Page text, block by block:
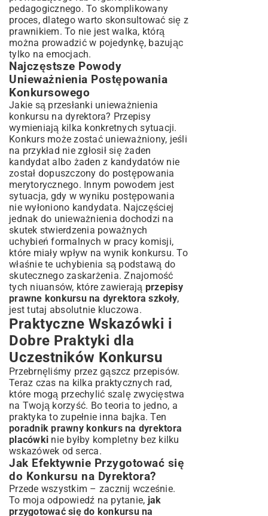
pedagogicznego. To skomplikowany
proces, dlatego warto skonsultować się z
prawnikiem. To nie jest walka, którą
można prowadzić w pojedynkę, bazując
tylko na emocjach.
Najczęstsze Powody
Unieważnienia Postępowania
Konkursowego
Jakie są przesłanki unieważnienia
konkursu na dyrektora? Przepisy
wymieniają kilka konkretnych sytuacji.
Konkurs może zostać unieważniony, jeśli
na przykład nie zgłosił się żaden
kandydat albo żaden z kandydatów nie
został dopuszczony do postępowania
merytorycznego. Innym powodem jest
sytuacja, gdy w wyniku postępowania
nie wyłoniono kandydata. Najczęściej
jednak do unieważnienia dochodzi na
skutek stwierdzenia poważnych
uchybień formalnych w pracy komisji,
które miały wpływ na wynik konkursu. To
właśnie te uchybienia są podstawą do
skutecznego zaskarżenia. Znajomość
tych niuansów, które zawierają przepisy
prawne konkursu na dyrektora szkoły,
jest tutaj absolutnie kluczowa.
Praktyczne Wskazówki i
Dobre Praktyki dla
Uczestników Konkursu
Przebrnęliśmy przez gąszcz przepisów.
Teraz czas na kilka praktycznych rad,
które mogą przechylić szalę zwycięstwa
na Twoją korzyść. Bo teoria to jedno, a
praktyka to zupełnie inna bajka. Ten
poradnik prawny konkurs na dyrektora
placówki nie byłby kompletny bez kilku
wskazówek od serca.
Jak Efektywnie Przygotować się
do Konkursu na Dyrektora?
Przede wszystkim – zacznij wcześnie.
To moja odpowiedź na pytanie, jak
przygotować się do konkursu na